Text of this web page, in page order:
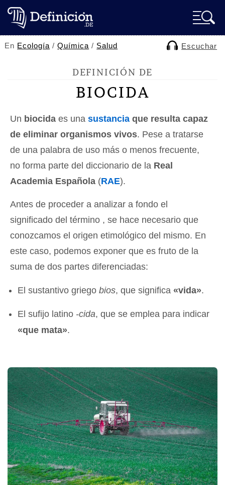
En Ecología /Química / Salud Escuchar
DEFINICIÓN DE
BIOCIDA
Un biocida es una sustancia que resulta capaz
de eliminar organismos vivos. Pese a tratarse
de una palabra de uso más o menos frecuente,
no forma parte del diccionario de la Real
Academia Española (RAE).
Antes de proceder a analizar a fondo el
significado del término , se hace necesario que
conozcamos el origen etimológico del mismo. En
este caso, podemos exponer que es fruto de la
suma de dos partes diferenciadas:
El sustantivo griegobios, que significa«vida».
El sufijo latino -cida, que se emplea para indicar
«que mata».